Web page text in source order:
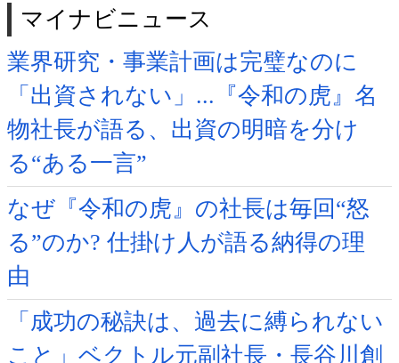
マイナビニュース
業界研究・事業計画は完璧なのに
「出資されない」...『令和の虎』名
物社長が語る、出資の明暗を分け
る“ある一言”
なぜ『令和の虎』の社長は毎回“怒
る”のか? 仕掛け人が語る納得の理
由
「成功の秘訣は、過去に縛られない
こと」ベクトル元副社長・長谷川創